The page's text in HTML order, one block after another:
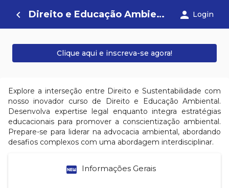
navigate_before Direito e Educação Ambiental person Login
Clique aqui e inscreva-se agora!
Explore a interseção entre Direito e Sustentabilidade com
nosso inovador curso de Direito e Educação Ambiental.
Desenvolva expertise legal enquanto integra estratégias
educacionais para promover a conscientização ambiental.
Prepare-se para liderar na advocacia ambiental, abordando
desafios complexos com uma abordagem interdisciplinar.
fiber_new Informações Gerais